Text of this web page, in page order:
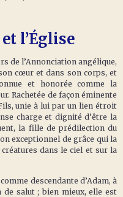
l’Église
l’Annonciation angélique,
cœur et dans son corps, et
et honorée comme la
Rachetée de façon éminente
unie à lui par un lien étroit
charge et dignité d’être la
la fille de prédilection du
exceptionnel de grâce qui la
dans le ciel et sur la
descendante d’Adam, à
de salut ; bien mieux, elle est